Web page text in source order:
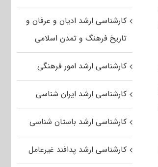
کارشناسی ارشد ادیان و عرفان و
تاریخ فرهنگ و تمدن اسلامی
کارشناسی ارشد امور فرهنگی
کارشناسی ارشد ایران شناسی
کارشناسی ارشد باستان شناسی
کارشناسی ارشد پدافند غیرعامل